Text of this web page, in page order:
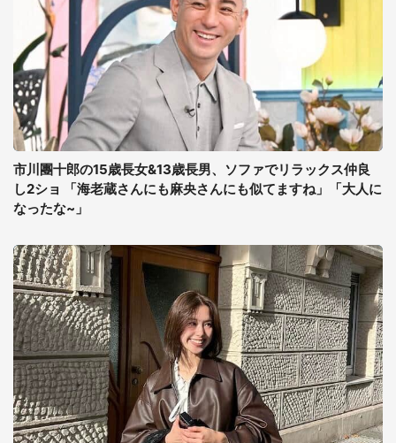
市川團十郎の15歳長女&13歳長男、ソファでリラックス仲良
し2ショ 「海老蔵さんにも麻央さんにも似てますね」「大人に
なったな~」